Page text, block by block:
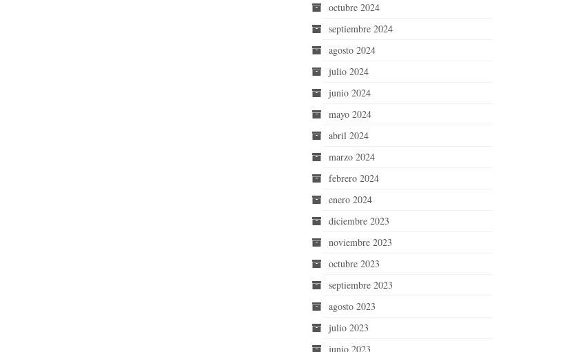
octubre 2024
septiembre 2024
agosto 2024
julio 2024
junio 2024
mayo 2024
abril 2024
marzo 2024
febrero 2024
enero 2024
diciembre 2023
noviembre 2023
octubre 2023
septiembre 2023
agosto 2023
julio 2023
junio 2023